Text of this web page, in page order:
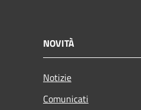
NOVITÀ
Notizie
Comunicati